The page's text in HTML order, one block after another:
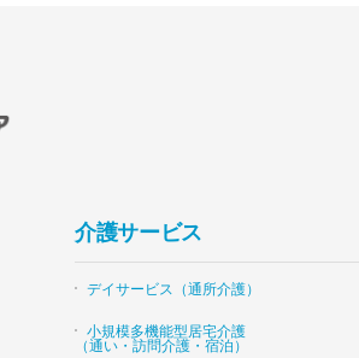
介護サービス
デイサービス（通所介護）
小規模多機能型居宅介護
（通い・訪問介護・宿泊）